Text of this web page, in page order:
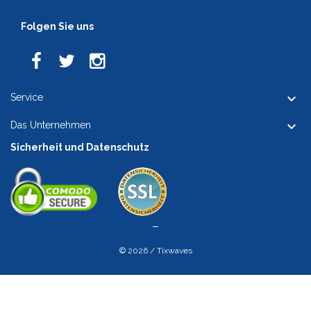
Folgen Sie uns
Service 
Das Unternehmen 
Sicherheit und Datenschutz
© 2026 / Tixwaves